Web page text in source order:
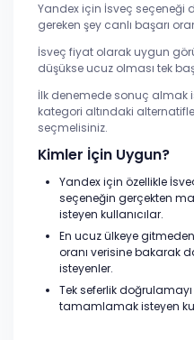
Yandex için İsveç seçeneği
gereken şey canlı başarı
İsveç fiyat olarak uygun
düşükse ucuz olması tek
İlk denemede sonuç almak
kategori altındaki
seçmelisiniz.
Kimler İçin Uygun?
Yandex için özellikle
seçeneğin gerçekten
isteyen kullanıcılar.
En ucuz ülkeye
oranı verisine bakarak
isteyenler.
Tek seferlik
tamamlamak isteyen